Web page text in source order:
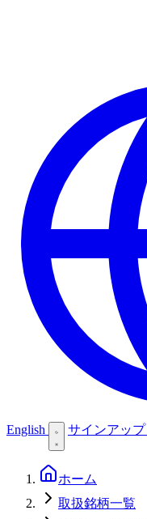
English サインアップ
ホーム
取扱銘柄一覧